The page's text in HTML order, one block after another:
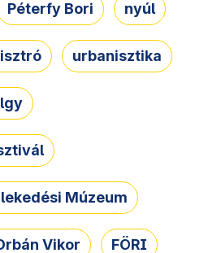
Péterfy Bori nyúl
urbanisztika
Múzeum
Vikor FÖRI